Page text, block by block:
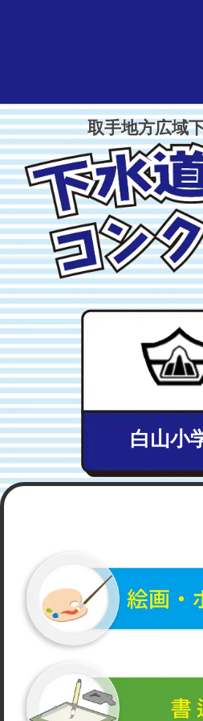
取手地方広域
白山小